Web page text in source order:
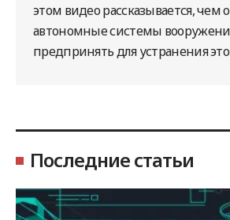
этом видео рассказывается, чем
автономные системы
предпринять для устранения
Последние статьи